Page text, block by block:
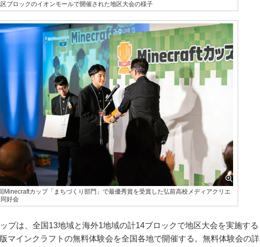
ブロックのイオンモールで開催された地区大会の様子
Minecraftカップ「まちづくり部門」で最優秀賞を受賞した弘前高校メディアクリエ
好会
プは、全国13地域と海外1地域の計14ブロックで地区大会を実施する
マインクラフトの無料体験会を全国各地で開催する。無料体験会の詳